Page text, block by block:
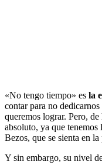
«No tengo tiempo» es la
contar para no
queremos lograr. Pero,
absoluto, ya que tenemos
Bezos, que se sienta en
Y sin embargo, su nivel